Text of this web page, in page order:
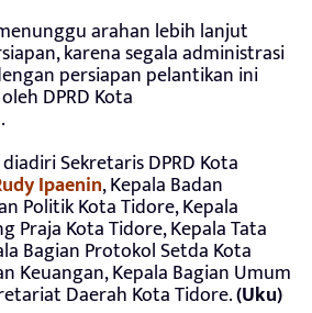
arahan lebih lanjut
karena segala administrasi
persiapan pelantikan ini
DPRD Kota
Sekretaris DPRD Kota
Ipaenin, Kepala Badan
Politik Kota Tidore, Kepala
Praja Kota Tidore, Kepala Tata
Bagian Protokol Setda Kota
Keuangan, Kepala Bagian Umum
Daerah Kota Tidore.(Uku)